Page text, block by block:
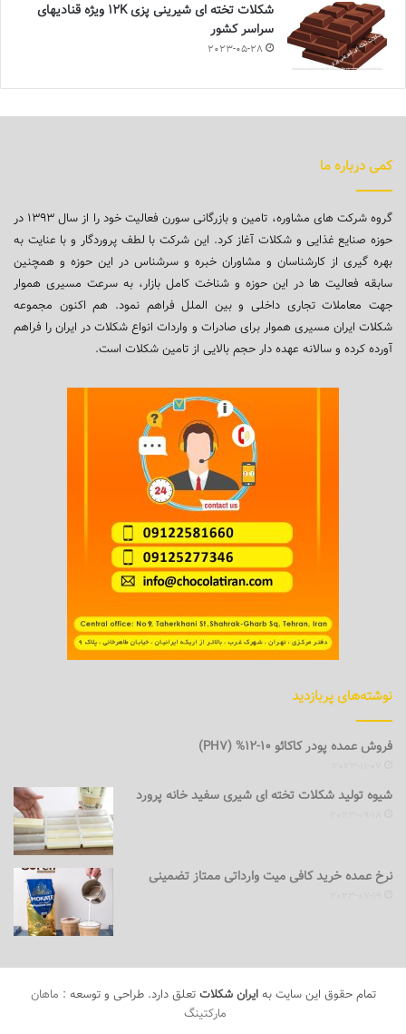
شکلات تخته ای شیرینی پزی 12K ویژه قنادیهای
سراسر کشور
2023-05-28
کمی درباره ما
گروه شرکت های مشاوره، تامین و بازرگانی سورن فعالیت خود را از سال ۱۳۹۳ در
حوزه صنایع غذایی و شکلات آغاز کرد. این شرکت با لطف پروردگار و با عنایت به
بهره گیری از کارشناسان و مشاوران خبره و سرشناس در این حوزه و همچنین
سابقه فعالیت ها در این حوزه و شناخت کامل بازار، به سرعت مسیری هموار
جهت معاملات تجاری داخلی و بین الملل فراهم نمود. هم اکنون مجموعه
شکلات ایران مسیری هموار برای صادرات و واردات انواع شکلات در ایران را فراهم
آورده کرده و سالانه عهده دار حجم بالایی از تامین شکلات است.
نوشته‌های پربازدید
فروش عمده پودر کاکائو 10-12% (PH7)
شیوه تولید شکلات تخته ای شیری سفید خانه پرورد
نرخ عمده خرید کافی میت وارداتی ممتاز تضمینی
تمام حقوق این سایت بهایران شکلات تعلق دارد. طراحی و توسعه : ماهان
مارکتینگ